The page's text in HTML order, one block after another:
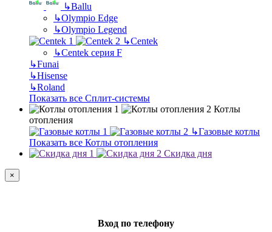
↳Ballu
↳Olympio Edge
↳Olympio Legend
↳Centek
↳Centek серия F
↳Funai
↳Hisense
↳Roland
Показать все Сплит-системы
Котлы
отопления
↳Газовые котлы
Показать все Котлы отопления
Скидка дня
×
Вход по телефону